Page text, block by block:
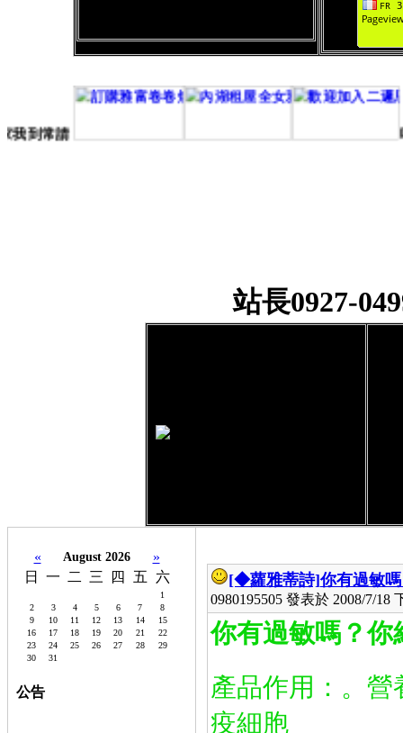
家我到常
站長0927-
« August 2026
»
日
一 二 三 四 五 六
1
2
3 4 5 6 7
8
9
10 11 12 13 14
15
16
17 18 19 20 21
22
23
24 25 26 27 28
29
30
31
公告
[◆蘿雅蒂詩]你有過敏
0980195505 發表於 2008/7/18
你有過敏嗎？你
產品作用：。
疫細胞